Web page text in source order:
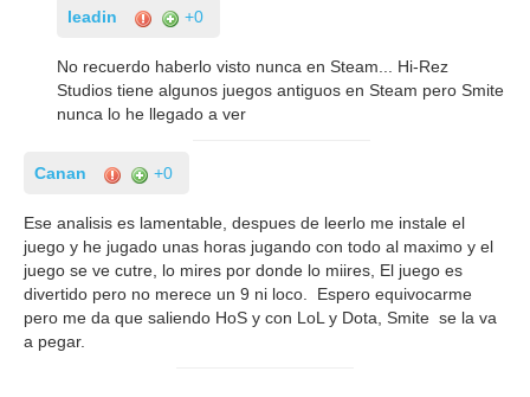
leadin +0
No recuerdo haberlo visto nunca en Steam... Hi-Rez
Studios tiene algunos juegos antiguos en Steam pero Smite
nunca lo he llegado a ver
Canan +0
Ese analisis es lamentable, despues de leerlo me instale el
juego y he jugado unas horas jugando con todo al maximo y el
juego se ve cutre, lo mires por donde lo miires, El juego es
divertido pero no merece un 9 ni loco. Espero equivocarme
pero me da que saliendo HoS y con LoL y Dota, Smite se la va
a pegar.